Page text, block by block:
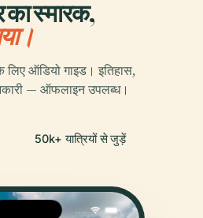
का स्मारक,
ऑडियो गाइड। इतिहास,
— ऑफलाइन उपलब्ध।
50k+ यात्रियों से जुड़ें